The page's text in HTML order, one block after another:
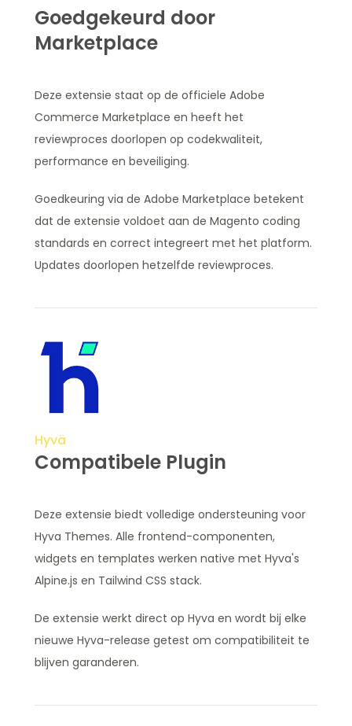
Goedgekeurd door
Marketplace
Deze extensie staat op de officiele Adobe
Commerce Marketplace en heeft het
reviewproces doorlopen op codekwaliteit,
performance en beveiliging.
Goedkeuring via de Adobe Marketplace betekent
dat de extensie voldoet aan de Magento coding
standards en correct integreert met het platform.
Updates doorlopen hetzelfde reviewproces.
Hyvä
Compatibele Plugin
Deze extensie biedt volledige ondersteuning voor
Hyva Themes. Alle frontend-componenten,
widgets en templates werken native met Hyva's
Alpine.js en Tailwind CSS stack.
De extensie werkt direct op Hyva en wordt bij elke
nieuwe Hyva-release getest om compatibiliteit te
blijven garanderen.